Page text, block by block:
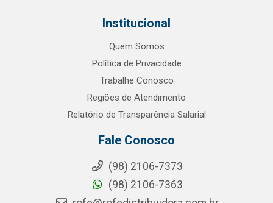
Institucional
Quem Somos
Política de Privacidade
Trabalhe Conosco
Regiões de Atendimento
Relatório de Transparência Salarial
Fale Conosco
(98) 2106-7373
(98) 2106-7363